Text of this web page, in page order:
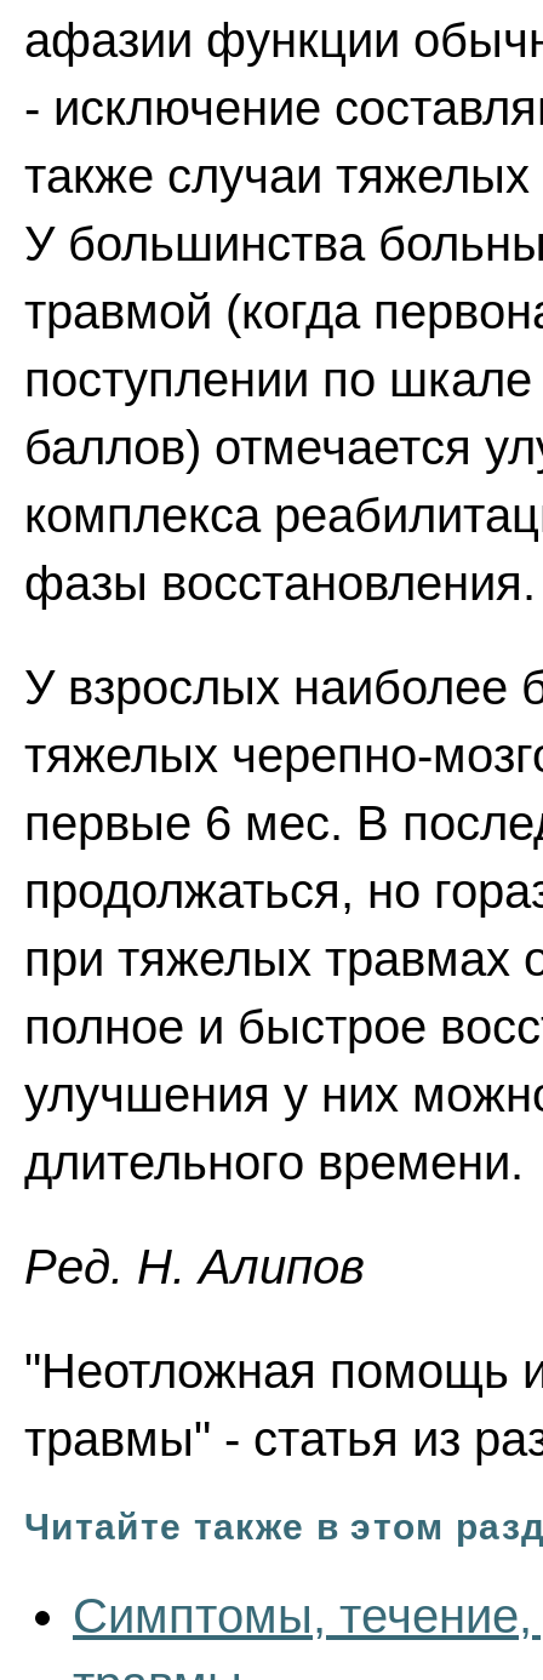
афазии функции
- исключение
также случаи
У большинства
травмой (когда
поступлении по
баллов) отмечается
комплекса
фазы восстановления.
У взрослых наиболее
тяжелых черепно-
первые 6 мес. В
продолжаться, но
при тяжелых травмах
полное и быстрое
улучшения у них
длительного времени.
Ред. Н. Алипов
"Неотложная помощь
травмы" - статья из
Читайте также в этом
Симптомы, течение,